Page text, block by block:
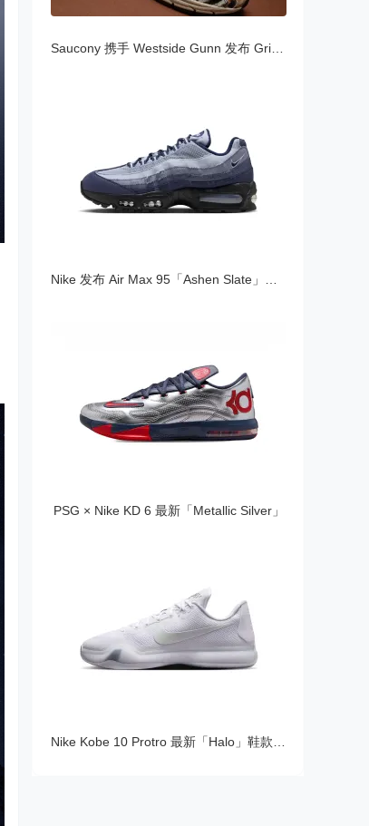
PSG × Nike KD 6 最新「Metallic Silver」